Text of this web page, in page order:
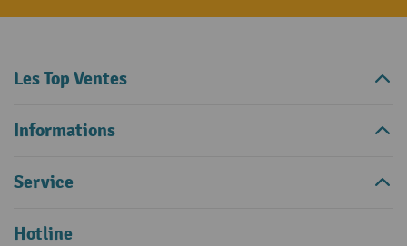
Les Top Ventes
Informations
Service
Hotline